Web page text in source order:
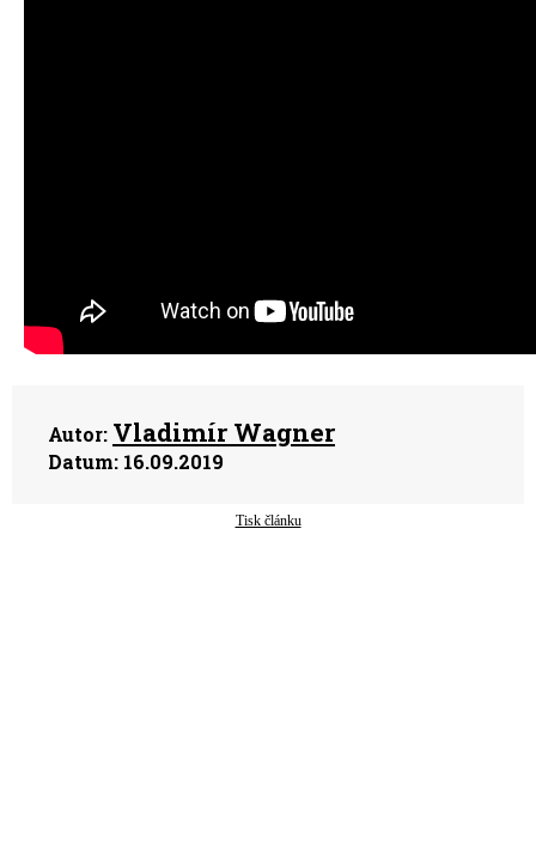
Autor: Vladimír Wagner
Datum: 16.09.2019
Tisk článku